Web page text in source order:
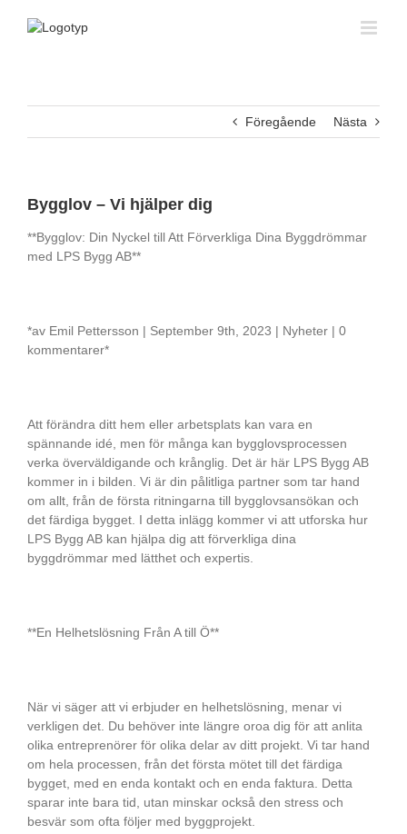
Föregående Nästa
Bygglov – Vi hjälper dig
**Bygglov: Din Nyckel till Att Förverkliga Dina Byggdrömmar
med LPS Bygg AB**
*av Emil Pettersson | September 9th, 2023 | Nyheter | 0
kommentarer*
Att förändra ditt hem eller arbetsplats kan vara en
spännande idé, men för många kan bygglovsprocessen
verka överväldigande och krånglig. Det är här LPS Bygg AB
kommer in i bilden. Vi är din pålitliga partner som tar hand
om allt, från de första ritningarna till bygglovsansökan och
det färdiga bygget. I detta inlägg kommer vi att utforska hur
LPS Bygg AB kan hjälpa dig att förverkliga dina
byggdrömmar med lätthet och expertis.
**En Helhetslösning Från A till Ö**
När vi säger att vi erbjuder en helhetslösning, menar vi
verkligen det. Du behöver inte längre oroa dig för att anlita
olika entreprenörer för olika delar av ditt projekt. Vi tar hand
om hela processen, från det första mötet till det färdiga
bygget, med en enda kontakt och en enda faktura. Detta
sparar inte bara tid, utan minskar också den stress och
besvär som ofta följer med byggprojekt.